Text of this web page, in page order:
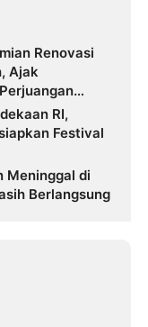
Renovasi
Ajak
RI,
Festival
Meninggal di
Berlangsung